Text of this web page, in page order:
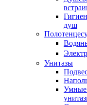
душ
ㅤ
ㅤ
Унитазы
Умные